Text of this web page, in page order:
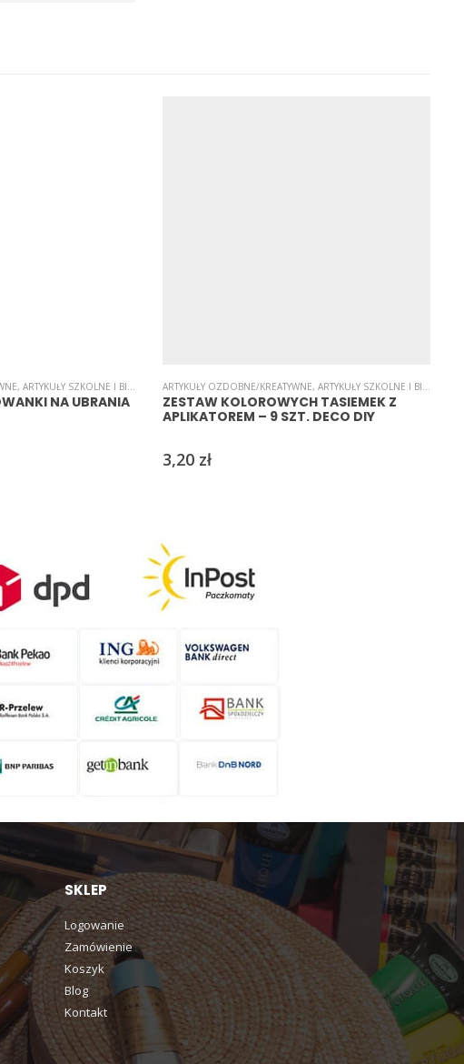
UROCZYSTOŚCI/PARTY ,TAŚMY TAŚMY OZDOBNE
, ARTYKUŁY SZKOLNE I BIUROWE ,INNE,NAKLEJKI,NAKLEJKI,SAMOPRZYLEPNE ,ŚWIĘTA/
NA UBRANIA
ARTYKUŁY OZDOBNE/KREATYWNE, ARTYKUŁY SZKOLNE I BIUROWE
ZESTAW KOLOROWYCH TASIEMEK Z
APLIKATOREM – 9 SZT. DECO DIY
3,20 zł
SKLEP
Logowanie
Zamówienie
Koszyk
Blog
Kontakt